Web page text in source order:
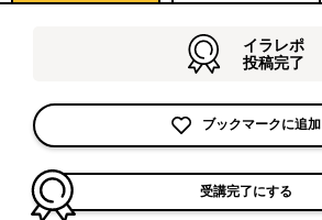
イラレポ
投稿完了
ブックマークに追加
受講完了にする